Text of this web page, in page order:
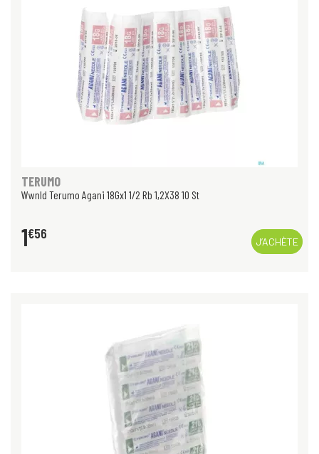
TERUMO
Wwnld Terumo Agani 18Gx1 1/2 Rb 1,2X38 10 St
1€56
J’ACHÈTE